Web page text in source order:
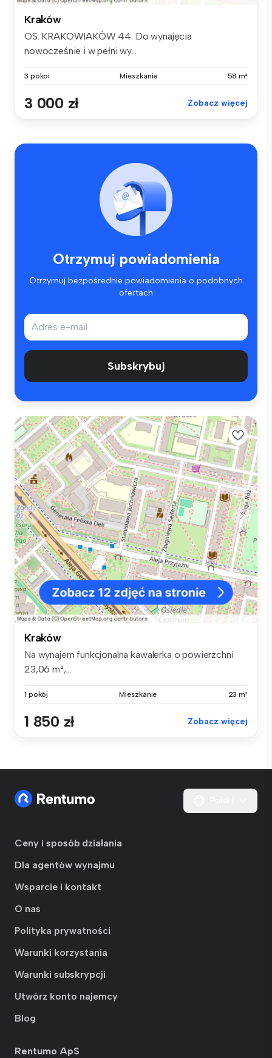
Kraków
OS. KRAKOWIAKÓW 44. Do wynajęcia
nowocześnie i w pełni wy...
3 pokoi Mieszkanie 58 m²
3 000 zł Zobacz więcej
Otrzymuj powiadomienia
Otrzymuj bezpośrednie powiadomienia o podobnych
ofertach
Subskrybuj
Kraków
Na wynajem funkcjonalna kawalerka o powierzchni
23,06 m²,...
1 pokój Mieszkanie 23 m²
1 850 zł Zobacz więcej
Ceny i sposób działania
Dla agentów wynajmu
Wsparcie i kontakt
O nas
Polityka prywatności
Warunki korzystania
Warunki subskrypcji
Utwórz konto najemcy
Blog
Rentumo ApS